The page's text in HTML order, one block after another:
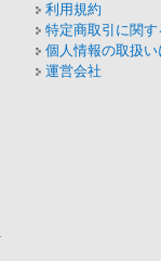
利用規約
特定商取引に関
個人情報の取扱
運営会社